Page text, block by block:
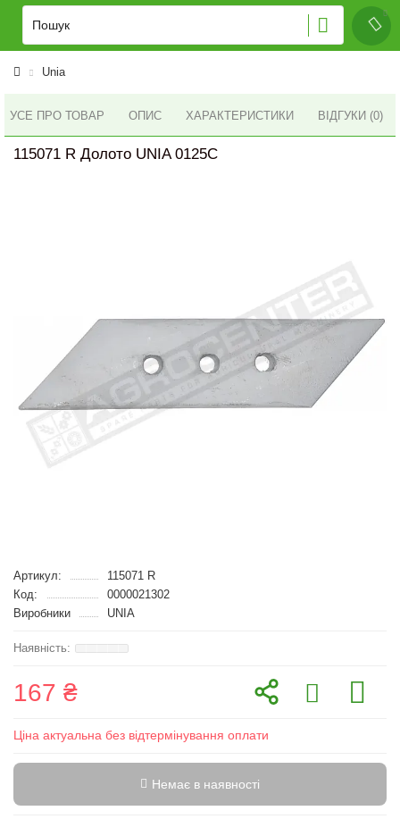
Unia
УСЕ ПРО ТОВАР ОПИС ХАРАКТЕРИСТИКИ ВІДГУКИ (0)
115071 R Долото UNIA 0125C
Артикул:
115071 R
Код:
0000021302
Виробники
UNIA
167 ₴
Ціна актуальна без відтермінування оплати
Немає в наявності